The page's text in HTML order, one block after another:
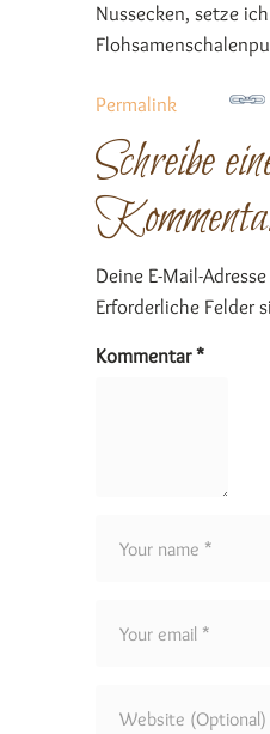
Nussecken, setze
Permalink
Schreibe
Deine E-Mail-
Erforderliche Felder
Kommentar*